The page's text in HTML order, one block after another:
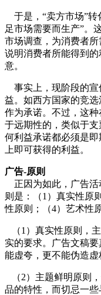
于是，“卖方市场”转
足市场需要而生产”。
市场调查，为消费者
说明消费者所能得到
意。
事实上，现阶段的宣
益。如西方国家的竞
作为承诺。不过，这
于远期性的，类似于
何利益承诺都必须是
上即可获得的利益。
广告-原则
正因为如此，广告活
则是：（1）真实性原
性原则；（4）艺术性
（1）真实性原则，
实的要求。广告文稿
能虚夸，更不能伪造虚
（2）主题鲜明原则
品的特性，而切忌一